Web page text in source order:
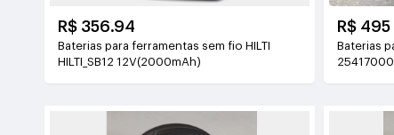
R$ 356.94
Baterias para ferramentas sem fio HILTI
HILTI_SB12 12V(2000mAh)
R$ 495
Baterias